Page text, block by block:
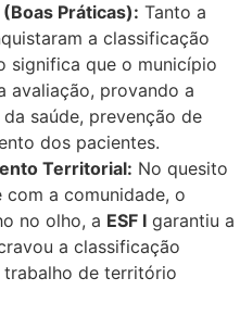
Práticas): Tanto a
a classificação
significa que o município
avaliação, provando a
saúde, prevenção de
dos pacientes.
Territorial: No quesito
a comunidade, o
no olho, a ESF I garantiu a
a classificação
trabalho de território